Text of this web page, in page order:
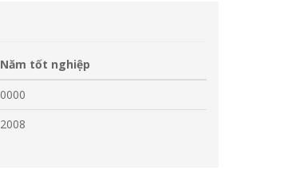
Năm tốt nghiệp
0000
2008